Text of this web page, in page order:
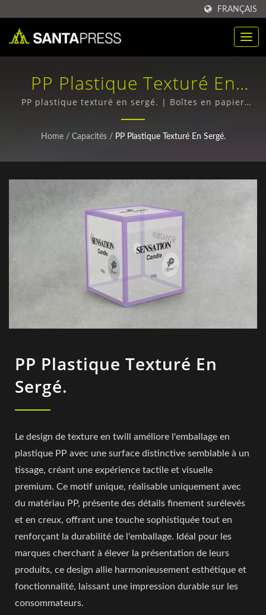
FRANÇAIS
PP Plastique Texturé En
Sergé. | Boîtes En Papier
Aluminium Écologiques En
PP plastique texturé en sergé. | Boîtes en papier
aluminium et boîtes ondulées - Qualité supérieure,
expédition dans le monde entier
Home / Capacités / PP Plastique Texturé En Sergé.
PP Plastique Texturé En
Sergé.
Le design de texture en twill améliore l'emballage en
plastique PP avec une surface distinctive semblable à un
tissage, créant une expérience tactile et visuelle
premium. Ce motif unique, réalisable uniquement avec
du matériau PP, présente des détails finement surélevés
et en creux, offrant une touche sophistiquée tout en
renforçant la durabilité de l'emballage. Idéal pour les
marques cherchant à élever la présentation de leurs
produits, ce design allie harmonieusement esthétique et
fonctionnalité, laissant une impression durable sur les
consommateurs.